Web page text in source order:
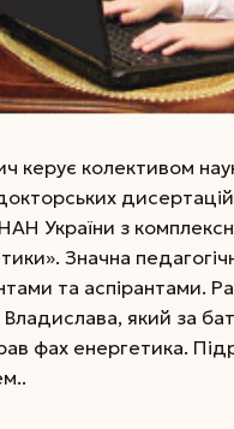
керує колективом
України з
Значна
та аспірантами.
який за
фах енергетика.